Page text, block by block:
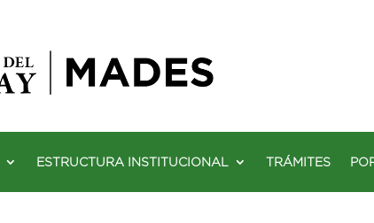
ESTRUCTURA INSTITUCIONAL TRÁMITES